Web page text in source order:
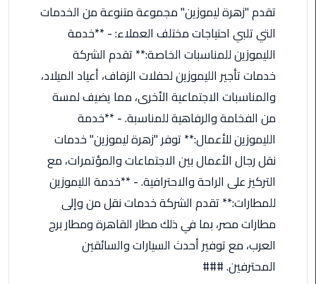
العرب
ليموزين
مطار
العرب
سارات
مرسيدس
ليموزين
تقدم "زهرة ليموزين" مجموعة متنوعة من الخدمات
التي تلبي احتياجات مختلف العملاء: - **خدمة
الليموزين للمناسبات الخاصة:** تقدم الشركة
خدمات تأجير الليموزين لحفلات الزفاف، أعياد الميلاد،
والمناسبات الاجتماعية الأخرى، مما يضيف لمسة
من الفخامة والرفاهية للمناسبة. - **خدمة
الليموزين للأعمال:** توفر "زهرة ليموزين" خدمات
نقل رجال الأعمال بين الاجتماعات والمؤتمرات، مع
التركيز على الراحة والاحترافية. - **خدمة الليموزين
للمطارات:** تقدم الشركة خدمات نقل من وإلى
مطارات مصر، بما في ذلك مطار القاهرة ومطار برج
العرب، مع توفير أحدث السيارات والسائقين
المحترفين. ###